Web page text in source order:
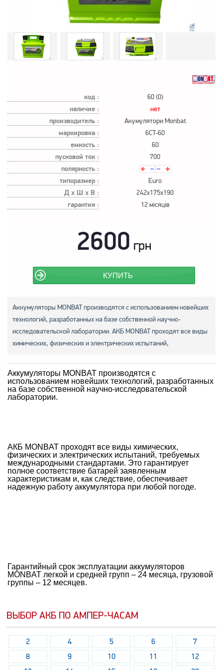
код : 60 (0)
наличие : нет
производитель : Акумулятори Monbat
маркировка : 6CT-60
емкость : 60
пусковой ток : 700
полярность :
типоразмер :
Euro
Д х Ш х В : 242x175x190
гарантия : 12 місяців
2600 грн
КУПИТЬ
Аккумуляторы MONBAT производятся с использованием новейших
технологий, разработанных на базе собственной научно-
исследовательской лаборатории. АКБ MONBAT проходят все виды
химических, физических и электрических испытаний,
Аккумуляторы MONBAT производятся с
использованием новейших технологий, разработанных
на базе собственной научно-исследовательской
лаборатории.
АКБ MONBAT проходят все виды химических,
физических и электрических испытаний, требуемых
международными стандартами. Это гарантирует
полное соответствие батарей заявленным
характеристикам и, как следствие, обеспечивает
надежную работу аккумулятора при любой погоде.
Гарантийный срок эксплуатации аккумуляторов
MONBAT легкой и средней групп – 24 месяца, грузовой
группы – 12 месяцев.
ВЫБОР АКБ ПО АМПЕР-ЧАСАМ
2 4 5 6
7
8
9 10 11
12